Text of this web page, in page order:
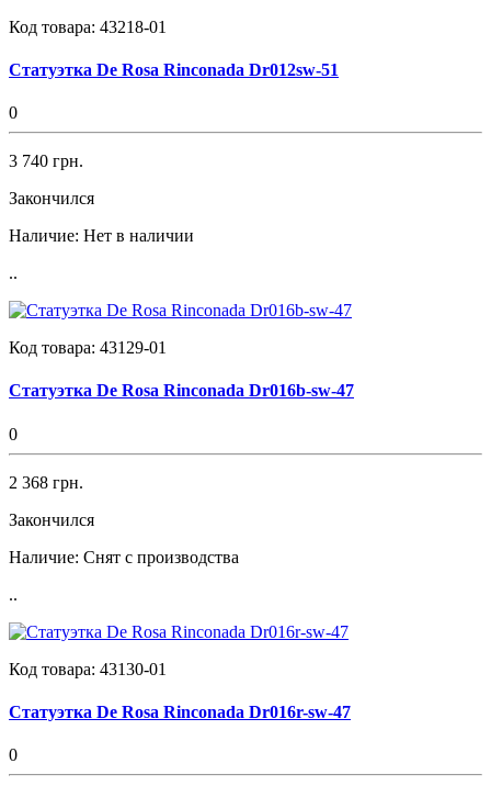
Код товара: 43218-01
Статуэтка De Rosa Rinconada Dr012sw-51
0
3 740 грн.
Закончился
Наличие: Нет в наличии
..
Код товара: 43129-01
Статуэтка De Rosa Rinconada Dr016b-sw-47
0
2 368 грн.
Закончился
Наличие: Снят с производства
..
Код товара: 43130-01
Статуэтка De Rosa Rinconada Dr016r-sw-47
0